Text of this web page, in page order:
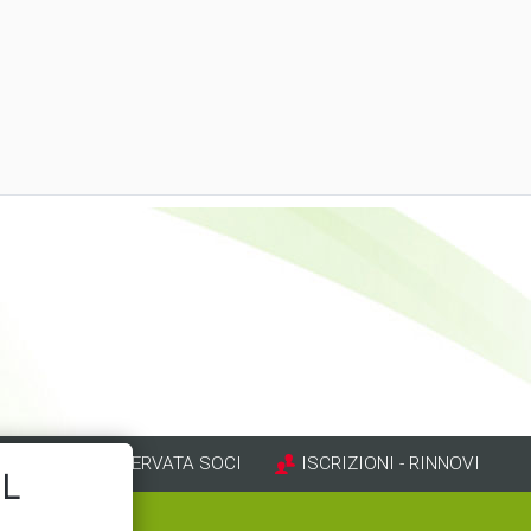
AREA RISERVATA SOCI ISCRIZIONI - RINNOVI